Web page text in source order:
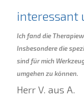
interessant
Ich fand die
Insbesondere die
sind für mich
umgehen zu können.
Herr V. aus A.